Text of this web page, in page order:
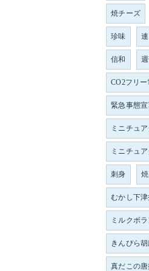
焼チーズ
珍味
信和
CO2フリ
緊急事態
ミニチュ
ミニチュ
刺身
むかし下
ミルクボ
きんぴら
真だこの